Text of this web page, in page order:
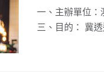
一、主辦單位：
三、目的： 冀